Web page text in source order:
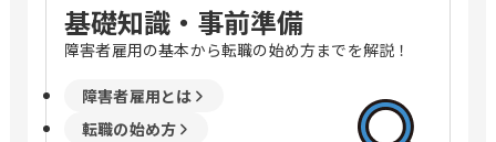
基礎知識・事前準備
障害者雇用の基本から転職の始め方までを解説！
障害者雇用とは
転職の始め方